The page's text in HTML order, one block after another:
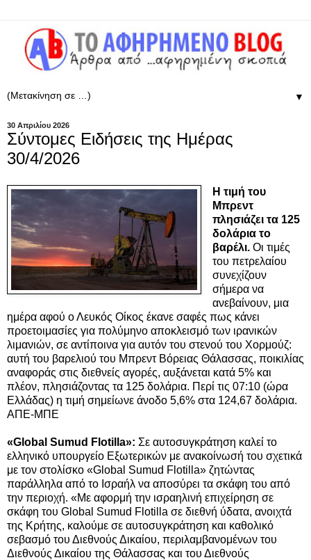
▼
30 Απριλίου 2026
Σύντομες Ειδήσεις της Ημέρας
30/4/2026
Η τιμή του
Μπρεντ
πλησιάζει τα 125
δολάρια το
βαρέλι.Οι τιμές
του πετρελαίου
συνεχίζουν
σήμερα να
ανεβαίνουν, μια
ημέρα αφού ο Λευκός Οίκος έκανε σαφές πως κάνει
προετοιμασίες για πολύμηνο αποκλεισμό των ιρανικών
λιμανιών, σε αντίποινα για αυτόν του στενού του Χορμούζ:
αυτή του βαρελιού του Μπρεντ Βόρειας Θάλασσας, ποικιλίας
αναφοράς στις διεθνείς αγορές, αυξάνεται κατά 5% και
πλέον, πλησιάζοντας τα 125 δολάρια. Περί τις 07:10 (ώρα
Ελλάδας) η τιμή σημείωνε άνοδο 5,6% στα 124,67 δολάρια.
ΑΠΕ-ΜΠΕ
«Global Sumud Flotilla»: Σε αυτοσυγκράτηση καλεί το
ελληνικό υπουργείο Εξωτερικών με ανακοίνωσή του σχετικά
με τον στολίσκο «Global Sumud Flotilla» ζητώντας
παράλληλα από το Ισραήλ να αποσύρει τα σκάφη του από
την περιοχή. «Με αφορμή την ισραηλινή επιχείρηση σε
σκάφη του Global Sumud Flotilla σε διεθνή ύδατα, ανοιχτά
της Κρήτης, καλούμε σε αυτοσυγκράτηση και καθολικό
σεβασμό του Διεθνούς Δικαίου, περιλαμβανομένων του
Διεθνούς Δικαίου της Θάλασσας και του Διεθνούς